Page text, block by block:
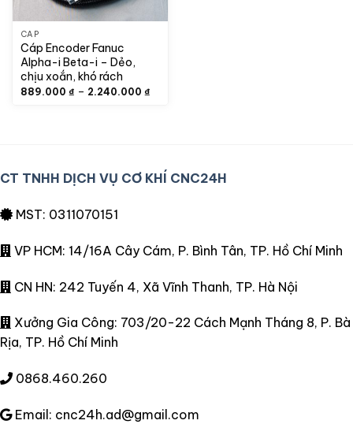
CÁP
Cáp Encoder Fanuc
Alpha-i Beta-i – Dẻo,
chịu xoắn, khó rách
889.000 ₫ – 2.240.000 ₫Khoảng
CT TNHH DỊCH VỤ CƠ KHÍ CNC24H
MST: 0311070151
VP HCM: 14/16A Cây Cám, P. Bình Tân, TP. Hồ Chí Minh
CN HN: 242 Tuyến 4, Xã Vĩnh Thanh, TP. Hà Nội
Xưởng Gia Công: 703/20-22 Cách Mạnh Tháng 8, P. Bà
Rịa, TP. Hồ Chí Minh
0868.460.260
Email: cnc24h.ad@gmail.com